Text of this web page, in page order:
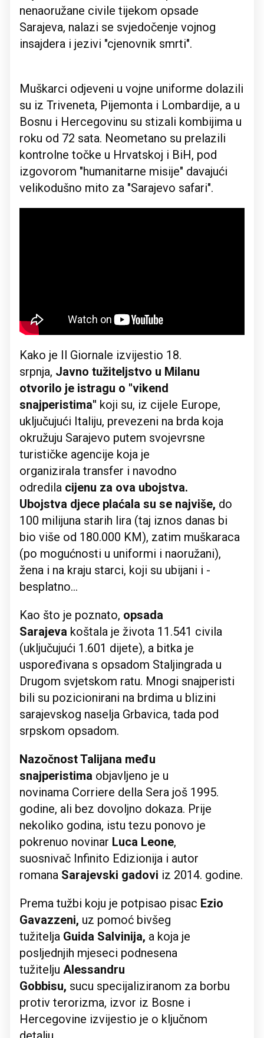
nenaoružane civile tijekom opsade
Sarajeva, nalazi se svjedočenje vojnog
insajdera i jezivi "cjenovnik smrti".
Muškarci odjeveni u vojne uniforme dolazili
su iz Triveneta, Pijemonta i Lombardije, a u
Bosnu i Hercegovinu su stizali kombijima u
roku od 72 sata. Neometano su prelazili
kontrolne točke u Hrvatskoj i BiH, pod
izgovorom "humanitarne misije" davajući
velikodušno mito za "Sarajevo safari".
Kako je Il Giornale izvijestio 18.
srpnja, Javno tužiteljstvo u Milanu
otvorilo je istragu o "vikend
snajperistima" koji su, iz cijele Europe,
uključujući Italiju, prevezeni na brda koja
okružuju Sarajevo putem svojevrsne
turističke agencije koja je
organizirala transfer i navodno
odredila cijenu za ova ubojstva.
Ubojstva djece plaćala su se najviše, do
100 milijuna starih lira (taj iznos danas bi
bio više od 180.000 KM), zatim muškaraca
(po mogućnosti u uniformi i naoružani),
žena i na kraju starci, koji su ubijani i -
besplatno...
Kao što je poznato, opsada
Sarajeva koštala je života 11.541 civila
(uključujući 1.601 dijete), a bitka je
uspoređivana s opsadom Staljingrada u
Drugom svjetskom ratu. Mnogi snajperisti
bili su pozicionirani na brdima u blizini
sarajevskog naselja Grbavica, tada pod
srpskom opsadom.
Nazočnost Talijana među
snajperistima objavljeno je u
novinama Corriere della Sera još 1995.
godine, ali bez dovoljno dokaza. Prije
nekoliko godina, istu tezu ponovo je
pokrenuo novinar Luca Leone,
suosnivač Infinito Edizionija i autor
romana Sarajevski gadovi iz 2014. godine.
Prema tužbi koju je potpisao pisac Ezio
Gavazzeni, uz pomoć bivšeg
tužitelja Guida Salvinija, a koja je
posljednjih mjeseci podnesena
tužitelju Alessandru
Gobbisu, sucu specijaliziranom za borbu
protiv terorizma, izvor iz Bosne i
Hercegovine izvijestio je o ključnom